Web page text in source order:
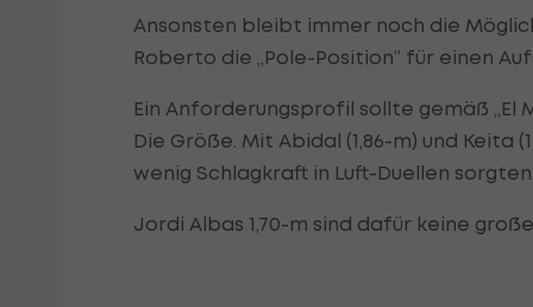
Ansonsten bleibt immer noch die
Roberto die „Pole-Position“ für einen
Ein Anforderungsprofil sollte gemäß
Die Größe. Mit Abidal (1,86-m) und Keita
wenig Schlagkraft in Luft-Duellen sorgten.
Jordi Albas 1,70-m sind dafür keine